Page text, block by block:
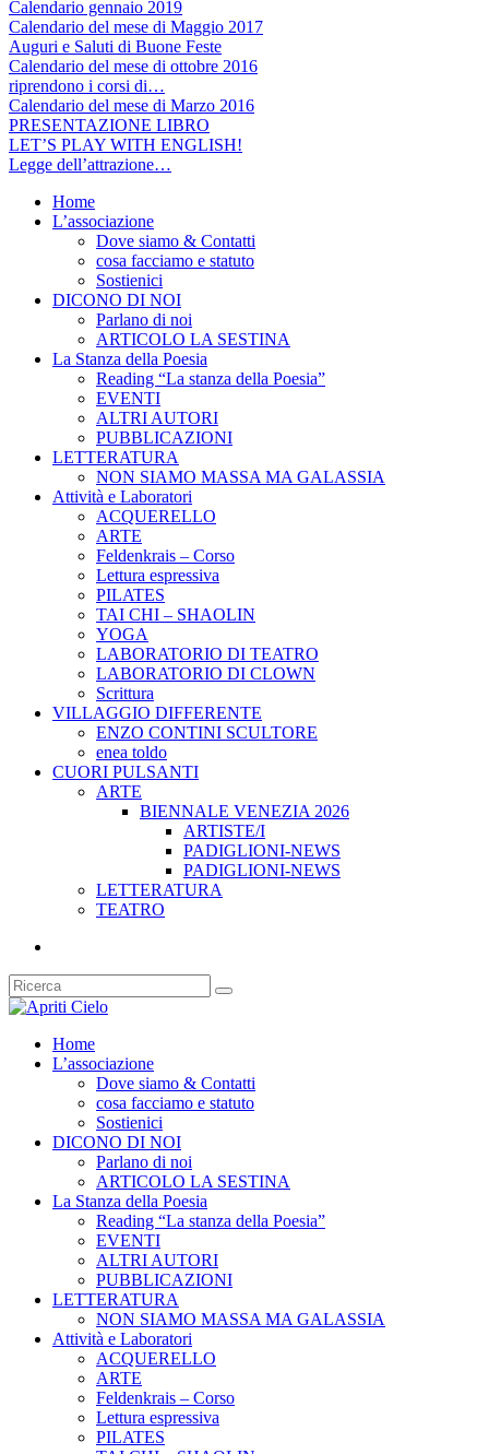
Calendario gennaio 2019
Calendario del mese di Maggio 2017
Auguri e Saluti di Buone Feste
Calendario del mese di ottobre 2016
riprendono i corsi di…
Calendario del mese di Marzo 2016
PRESENTAZIONE LIBRO
LET’S PLAY WITH ENGLISH!
Legge dell’attrazione…
Home
L’associazione
Dove siamo & Contatti
cosa facciamo e statuto
Sostienici
DICONO DI NOI
Parlano di noi
ARTICOLO LA SESTINA
La Stanza della Poesia
Reading “La stanza della Poesia”
EVENTI
ALTRI AUTORI
PUBBLICAZIONI
LETTERATURA
NON SIAMO MASSA MA GALASSIA
Attività e Laboratori
ACQUERELLO
ARTE
Feldenkrais – Corso
Lettura espressiva
PILATES
TAI CHI – SHAOLIN
YOGA
LABORATORIO DI TEATRO
LABORATORIO DI CLOWN
Scrittura
VILLAGGIO DIFFERENTE
ENZO CONTINI SCULTORE
enea toldo
CUORI PULSANTI
ARTE
BIENNALE VENEZIA 2026
ARTISTE/I
PADIGLIONI-NEWS
PADIGLIONI-NEWS
LETTERATURA
TEATRO
Home
L’associazione
Dove siamo & Contatti
cosa facciamo e statuto
Sostienici
DICONO DI NOI
Parlano di noi
ARTICOLO LA SESTINA
La Stanza della Poesia
Reading “La stanza della Poesia”
EVENTI
ALTRI AUTORI
PUBBLICAZIONI
LETTERATURA
NON SIAMO MASSA MA GALASSIA
Attività e Laboratori
ACQUERELLO
ARTE
Feldenkrais – Corso
Lettura espressiva
PILATES